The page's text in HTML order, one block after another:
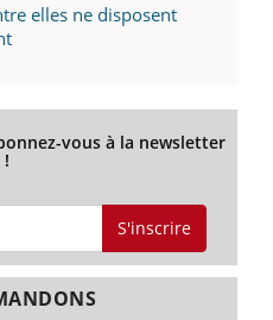
elles ne disposent
vous à la newsletter
!
S'inscrire